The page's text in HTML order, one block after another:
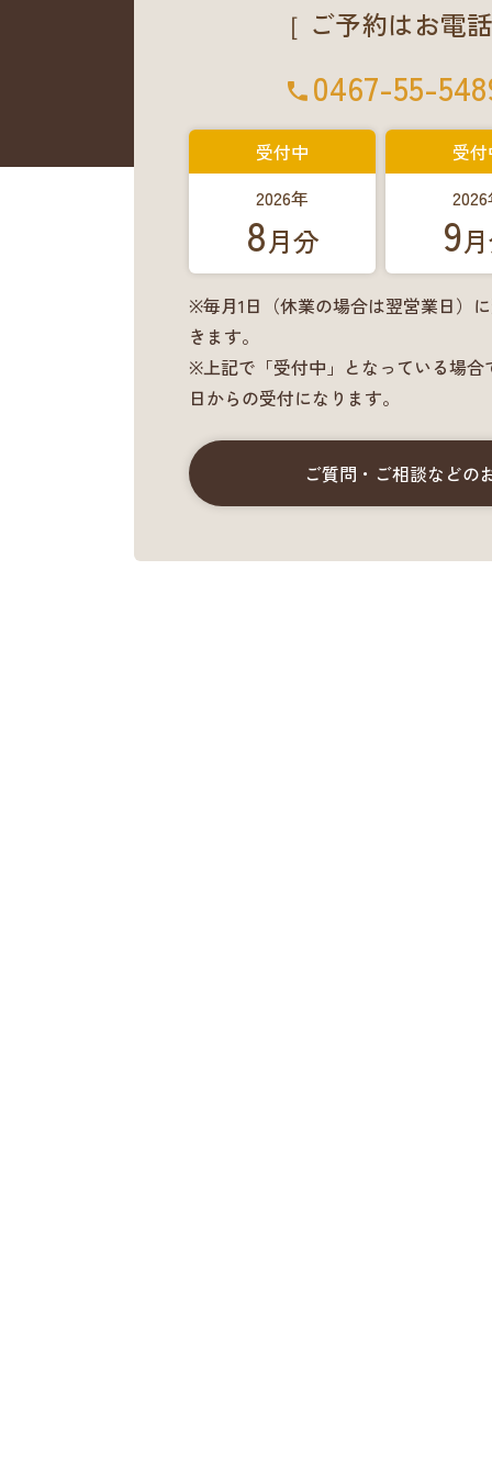
［ ご予約はお電
0467-55-
受付中
2026年
8月分
受付
9
※毎月1日（休業の場合は翌営業日）
きます。
※上記で「受付中」となっている場合
日からの受付になります。
ご質問・ご相談などの